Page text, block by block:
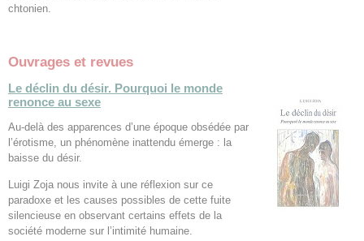
chtonien.
Ouvrages et revues
Le déclin du désir. Pourquoi le monde
renonce au sexe
Au-delà des apparences d’une époque obsédée par
l’érotisme, un phénomène inattendu émerge : la
baisse du désir.
Luigi Zoja nous invite à une réflexion sur ce
paradoxe et les causes possibles de cette fuite
silencieuse en observant certains effets de la
société moderne sur l’intimité humaine.